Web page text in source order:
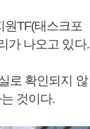
원TF(태스크포
가 나오고 있다.
로 확인되지 않
것이다.